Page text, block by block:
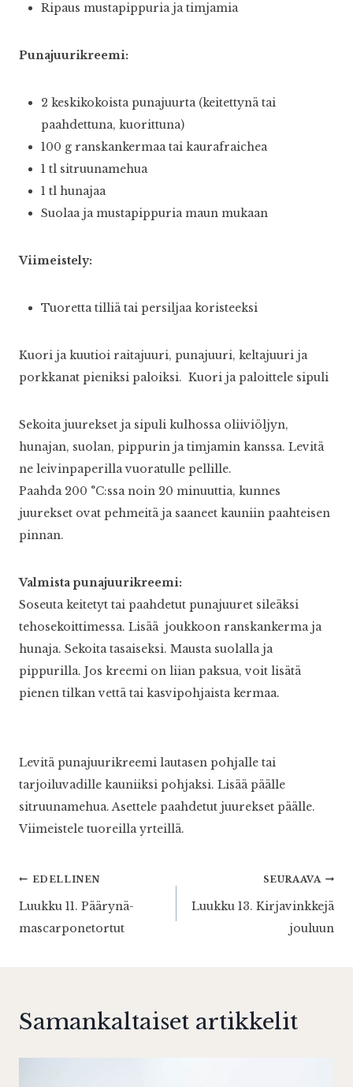
Ripaus mustapippuria ja timjamia
Punajuurikreemi:
2 keskikokoista punajuurta (keitettynä tai
paahdettuna, kuorittuna)
100 g ranskankermaa tai kaurafraichea
1 tl sitruunamehua
1 tl hunajaa
Suolaa ja mustapippuria maun mukaan
Viimeistely:
Tuoretta tilliä tai persiljaa koristeeksi
Kuori ja kuutioi raitajuuri, punajuuri, keltajuuri ja
porkkanat pieniksi paloiksi. Kuori ja paloittele sipuli
Sekoita juurekset ja sipuli kulhossa oliiviöljyn,
hunajan, suolan, pippurin ja timjamin kanssa. Levitä
ne leivinpaperilla vuoratulle pellille.
Paahda 200 °C:ssa noin 20 minuuttia, kunnes
juurekset ovat pehmeitä ja saaneet kauniin paahteisen
pinnan.
Valmista punajuurikreemi:
Soseuta keitetyt tai paahdetut punajuuret sileäksi
tehosekoittimessa. Lisää joukkoon ranskankerma ja
hunaja. Sekoita tasaiseksi. Mausta suolalla ja
pippurilla. Jos kreemi on liian paksua, voit lisätä
pienen tilkan vettä tai kasvipohjaista kermaa.
Levitä punajuurikreemi lautasen pohjalle tai
tarjoiluvadille kauniiksi pohjaksi. Lisää päälle
sitruunamehua. Asettele paahdetut juurekset päälle.
Viimeistele tuoreilla yrteillä.
Artikkelien
selaus
EDELLINEN
Luukku 11. Päärynä-
mascarponetortut
SEURAAVA
Luukku 13. Kirjavinkkejä
jouluun
Samankaltaiset artikkelit